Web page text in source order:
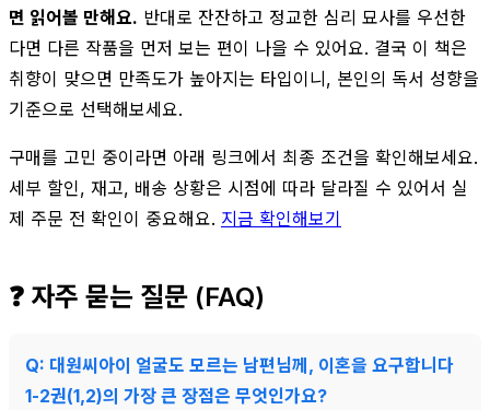
면 읽어볼 만해요. 반대로 잔잔하고 정교한 심리 묘사를 우선한
다면 다른 작품을 먼저 보는 편이 나을 수 있어요. 결국 이 책은
취향이 맞으면 만족도가 높아지는 타입이니, 본인의 독서 성향을
기준으로 선택해보세요.
구매를 고민 중이라면 아래 링크에서 최종 조건을 확인해보세요.
세부 할인, 재고, 배송 상황은 시점에 따라 달라질 수 있어서 실
제 주문 전 확인이 중요해요. 지금 확인해보기
❓ 자주 묻는 질문 (FAQ)
Q: 대원씨아이 얼굴도 모르는 남편님께, 이혼을 요구합니다
1-2권(1,2)의 가장 큰 장점은 무엇인가요?